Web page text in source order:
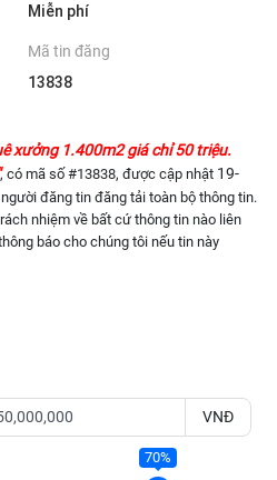
Miễn phí
Mã tin đăng
13838
xưởng 1.400m2 giá chỉ 50 triệu.
, có mã số #13838, được cập nhật 19-
đăng tin đăng tải toàn bộ thông tin.
nhiệm về bất cứ thông tin nào liên
báo cho chúng tôi nếu tin này
VNĐ
70%